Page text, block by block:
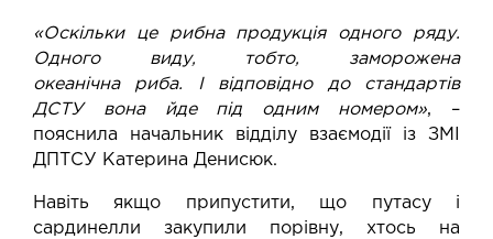
«Оскільки це рибна продукція одного ряду.
Одного виду, тобто, заморожена
океанічна риба. І відповідно до стандартів
ДСТУ вона йде під одним номером», –
пояснила начальник відділу взаємодії із ЗМІ
ДПТСУ Катерина Денисюк.
Навіть якщо припустити, що путасу і
сардинелли закупили порівну, хтось на